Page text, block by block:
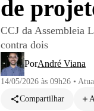
de
CCJ da Assembleia
contra dois
PorAndré Viana
14/05/2026 às 09h26 •
Compartilhar